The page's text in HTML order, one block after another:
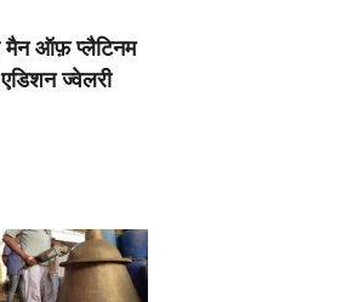
मैन ऑफ़ प्लैटिनम
ज्वेलरी